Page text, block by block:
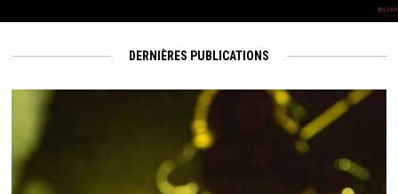
DERNIÈRES PUBLICATIONS